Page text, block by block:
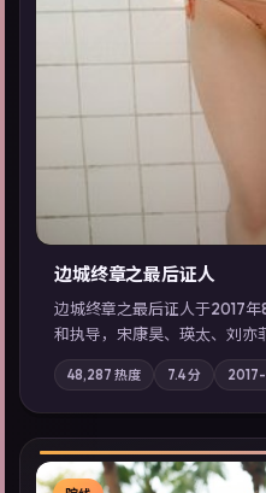
边城终章之最后证人
边城终章之最后证人于2017
和执导，宋康昊、瑛太、刘亦
轴，两代人的执念在暴风雨夜
质；站内亦可通过「国产免费
同类型高分佳作，畅享高清在
48,287 热度 7.4分